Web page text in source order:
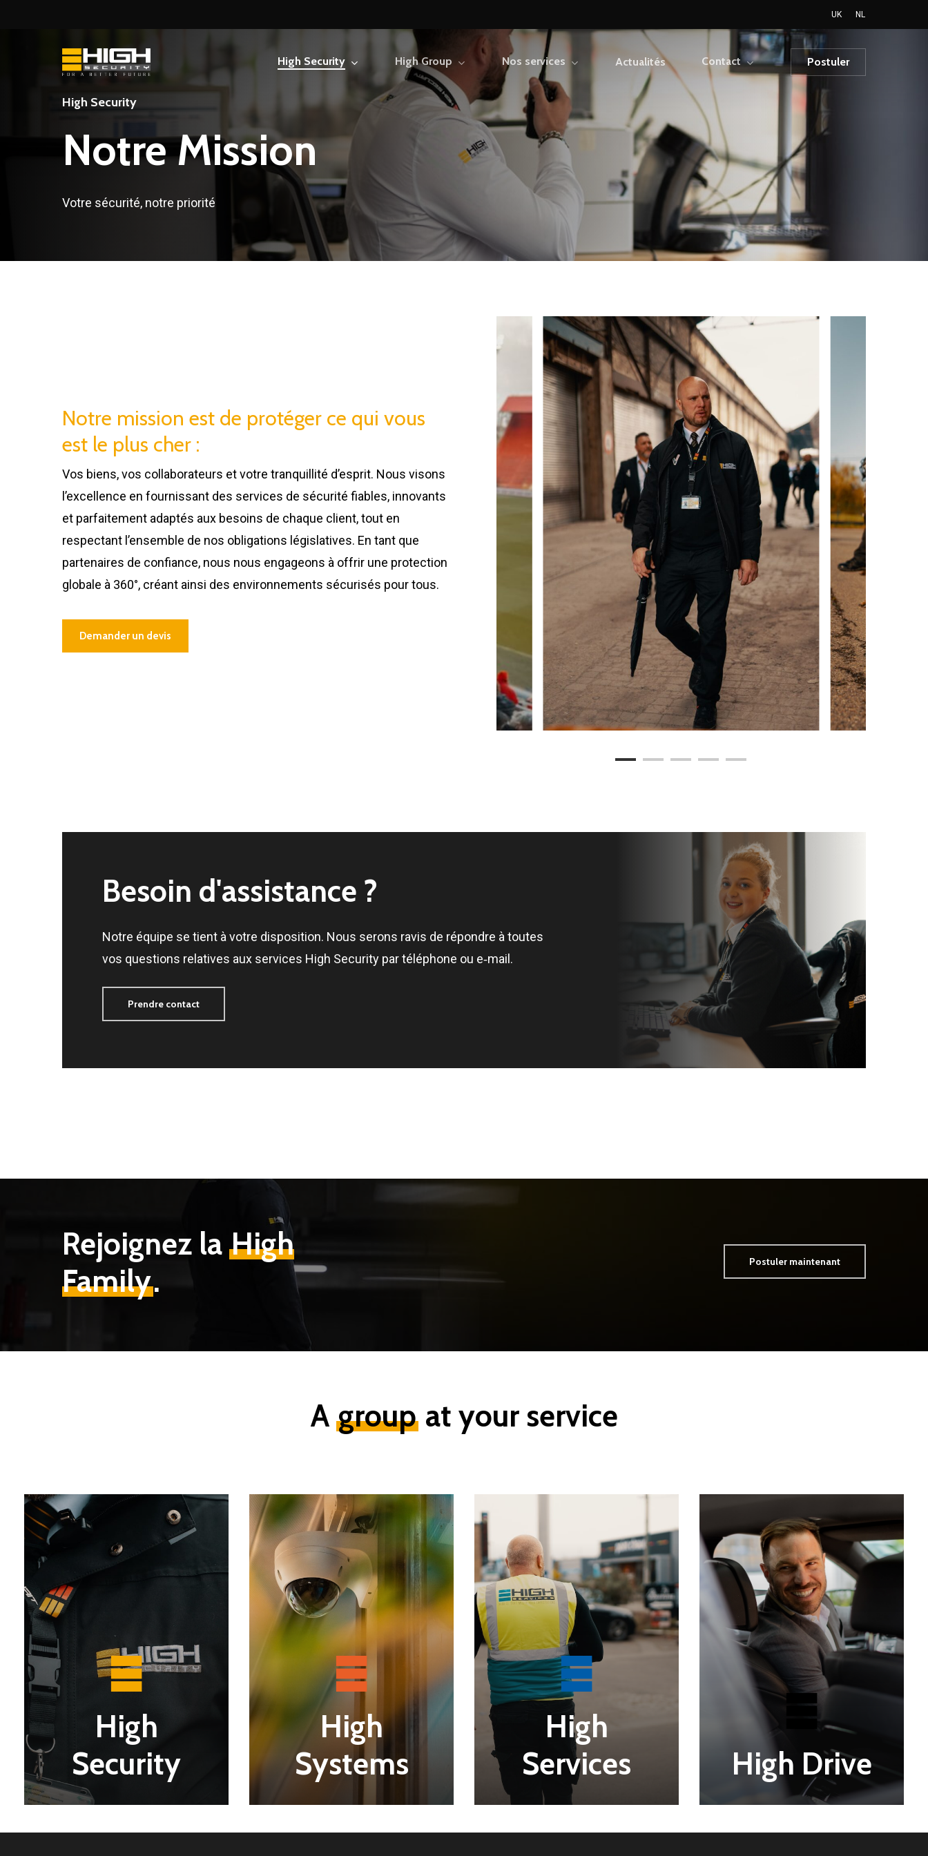
UK NL
High Security High Group Nos services Actualités Contact Postuler
High Security
NotreMission
Votre sécurité, notre priorité
Notre mission est de protéger ce qui vous
est le plus cher :
Vos biens, vos collaborateurs et votre tranquillité d’esprit. Nous visons
l’excellence en fournissant des services de sécurité fiables, innovants
et parfaitement adaptés aux besoins de chaque client, tout en
respectant l’ensemble de nos obligations législatives. En tant que
partenaires de confiance, nous nous engageons à offrir une protection
globale à 360°, créant ainsi des environnements sécurisés pour tous.
Demander un devis
Besoin d'assistance ?
Notre équipe se tient à votre disposition. Nous serons ravis de répondre à toutes
vos questions relatives aux services High Security par téléphone ou e‑mail.
Prendre contact
Rejoignez la High
Family.
Postuler maintenant
A groupat your service
High
Security
High
Systems
High
Services
High Drive